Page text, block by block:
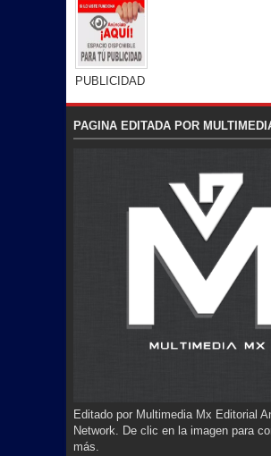
PUBLICIDAD
PAGINA EDITADA POR
Editado por Multimedia Mx Editorial
Network. De clic en la imagen para
más.